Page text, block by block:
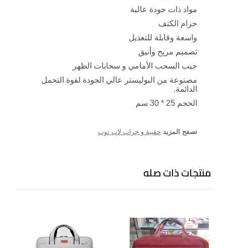
مواد ذات جودة عالية
حزام الكتف
واسعة وقابلة للتعديل
تصميم مريح وأنيق
جيب السحب الأمامي و سحابات الظهر
مصنوعة من البوليستر عالي الجودة لقوة التحمل
الدائمة.
الحجم 25 * 30 سم
تصفح المزيد حقيبة و جراب لاب توب
منتجات ذات صله